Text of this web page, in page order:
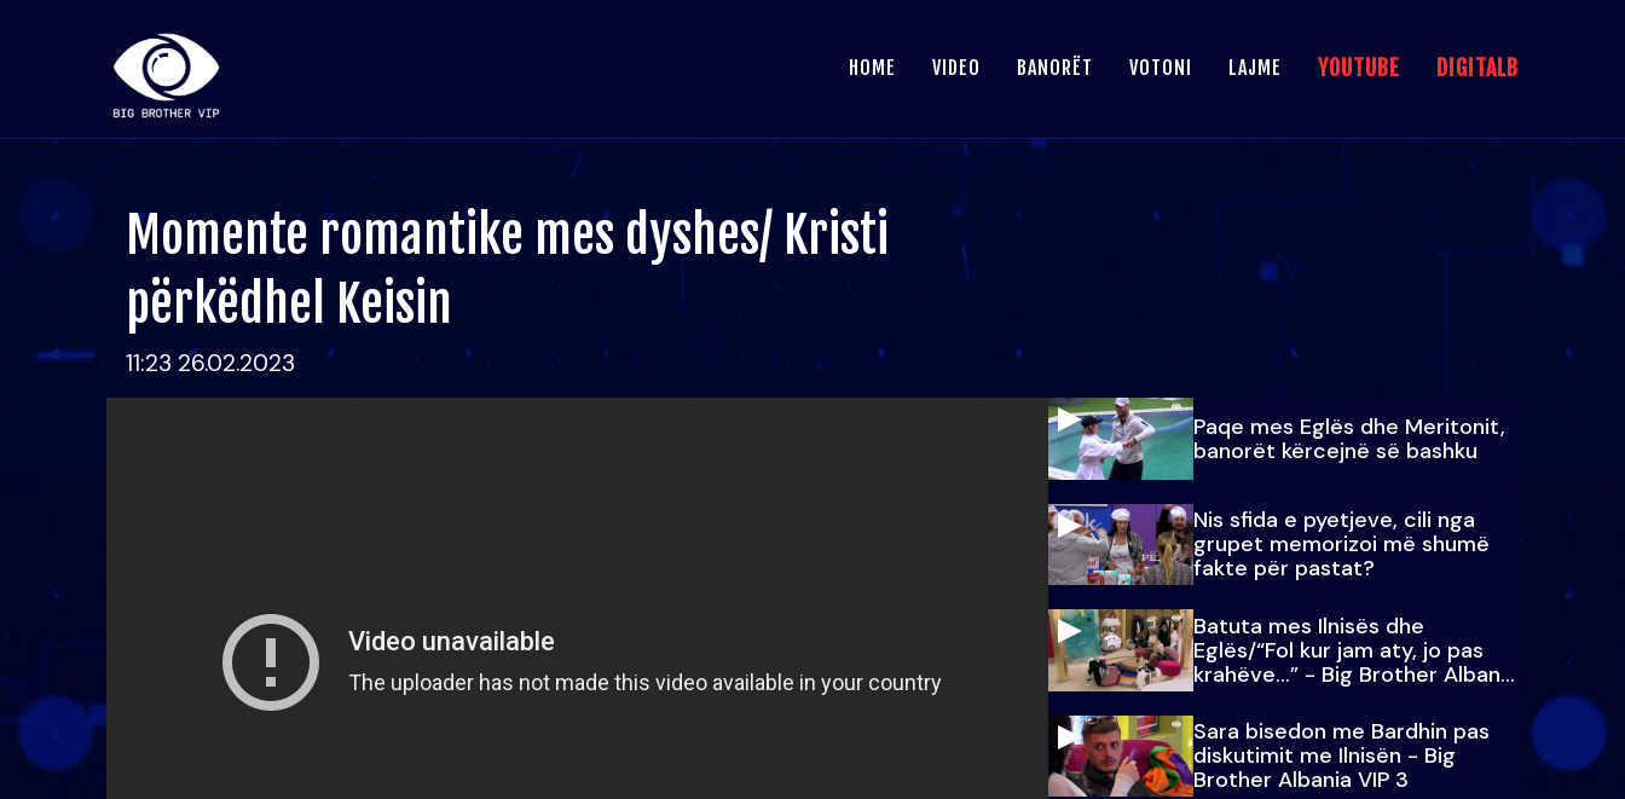
HOME VIDEO BANORËT VOTONI LAJME YOUTUBE DIGITALB
Momente romantike mes dyshes/ Kristi
përkëdhel Keisin
11:23 26.02.2023
Paqe mes Eglës dhe Meritonit,
banorët kërcejnë së bashku
Nis sfida e pyetjeve, cili nga
grupet memorizoi më shumë
fakte për pastat?
Batuta mes Ilnisës dhe
Eglës/“Fol kur jam aty, jo pas
krahëve…” - Big Brother Albania
VIP 3
Sara bisedon me Bardhin pas
diskutimit me Ilnisën - Big
Brother Albania VIP 3